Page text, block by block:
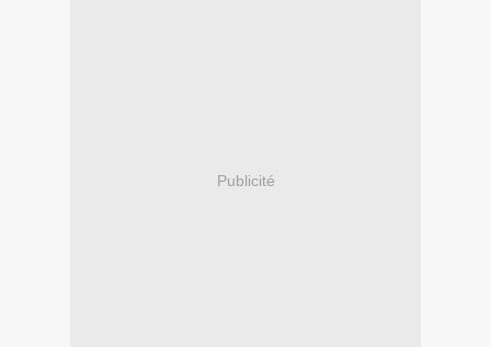
Publicité